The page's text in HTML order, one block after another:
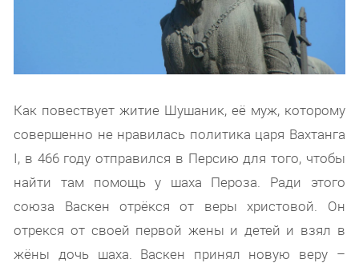
Как повествует житие Шушаник, её муж, которому
совершенно не нравилась политика царя Вахтанга
I, в 466 году отправился в Персию для того, чтобы
найти там помощь у шаха Пероза. Ради этого
союза Васкен отрёкся от веры христовой. Он
отрекся от своей первой жены и детей и взял в
жёны дочь шаха. Васкен принял новую веру –